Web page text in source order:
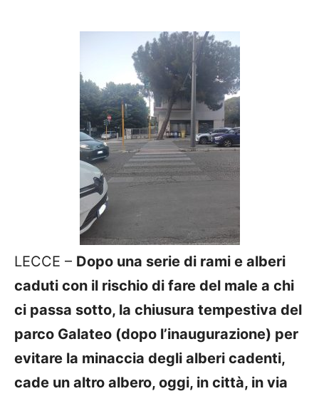
LECCE – Dopo una serie di rami e alberi
caduti con il rischio di fare del male a chi
ci passa sotto, la chiusura tempestiva del
parco Galateo (dopo l’inaugurazione) per
evitare la minaccia degli alberi cadenti,
cade un altro albero, oggi, in città, in via